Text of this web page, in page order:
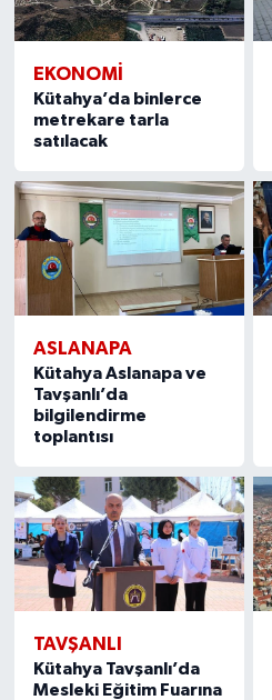
EKONOMI
Kütahya’da binlerce
metrekare tarla
satılacak
ASLANAPA
Kütahya Aslanapa ve
Tavşanlı’da
bilgilendirme
toplantısı
TAVŞANLI
Kütahya Tavşanlı’da
Mesleki Eğitim Fuarına